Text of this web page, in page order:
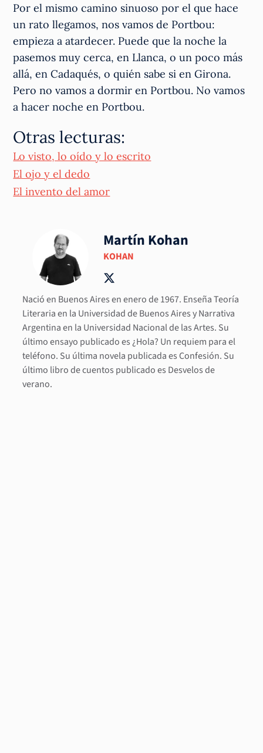
Por el mismo camino sinuoso por el que hace
un rato llegamos, nos vamos de Portbou:
empieza a atardecer. Puede que la noche la
pasemos muy cerca, en Llanca, o un poco más
allá, en Cadaqués, o quién sabe si en Girona.
Pero no vamos a dormir en Portbou. No vamos
a hacer noche en Portbou.
Otras lecturas:
Lo visto, lo oído y lo escrito
El ojo y el dedo
El invento del amor
Martín Kohan
KOHAN
Nació en Buenos Aires en enero de 1967. Enseña Teoría
Literaria en la Universidad de Buenos Aires y Narrativa
Argentina en la Universidad Nacional de las Artes. Su
último ensayo publicado es ¿Hola? Un requiem para el
teléfono. Su última novela publicada es Confesión. Su
último libro de cuentos publicado es Desvelos de
verano.